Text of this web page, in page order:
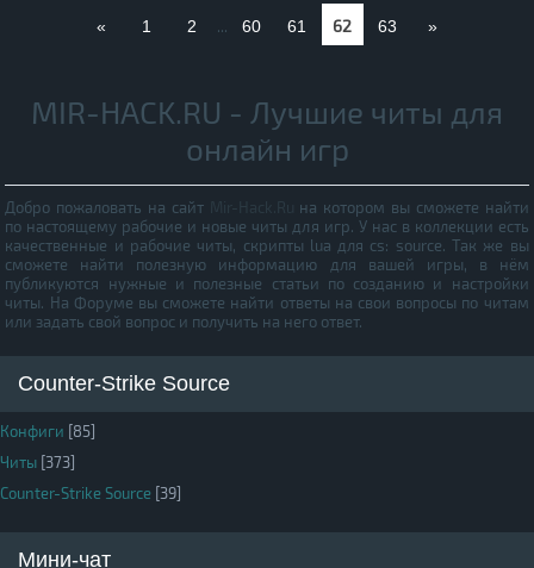
« 1 2 ... 60 61 62 63 »
MIR-HACK.RU - Лучшие читы для
онлайн игр
Добро пожаловать на сайт
на котором вы сможете найти
по настоящему рабочие и новые читы для игр. У нас в коллекции есть
качественные и рабочие читы, скрипты lua для cs: source. Так же вы
сможете найти полезную информацию для вашей игры, в нём
публикуются нужные и полезные статьи по созданию и настройки
читы. На Форуме вы сможете найти ответы на свои вопросы по читам
или задать свой вопрос и получить на него ответ.
Counter-Strike Source
Конфиги [85]
Читы [373]
Counter-Strike Source [39]
Мини-чат